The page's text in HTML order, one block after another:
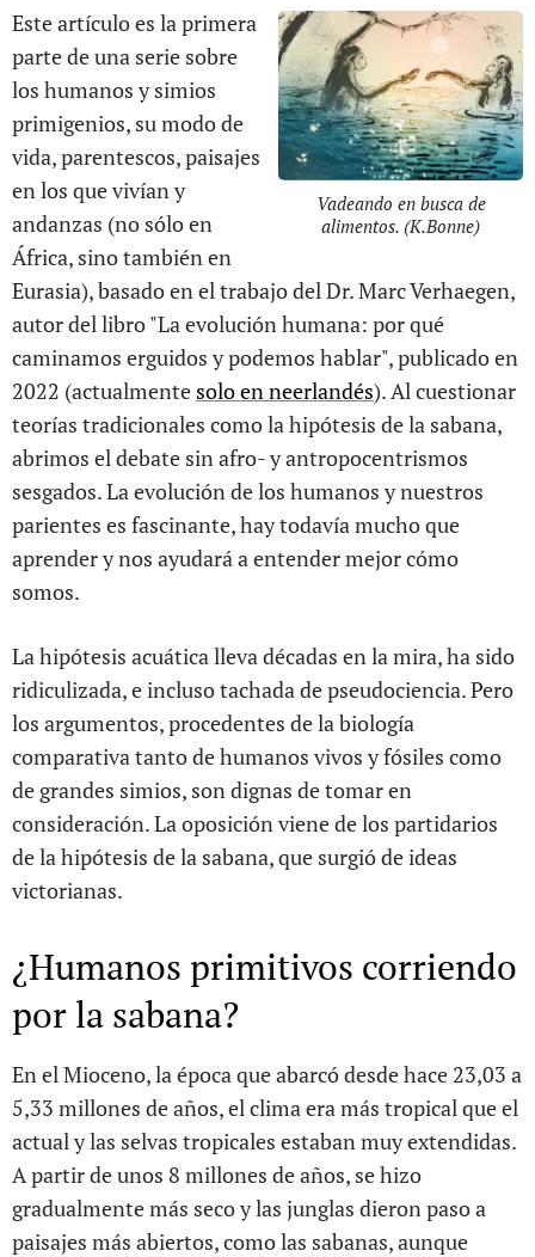
Vadeando en busca de
alimentos. (K.Bonne)
Este artículo es la primera
parte de una serie sobre
los humanos y simios
primigenios, su modo de
vida, parentescos, paisajes
en los que vivían y
andanzas (no sólo en
África, sino también en
Eurasia), basado en el trabajo del Dr. Marc Verhaegen,
autor del libro "La evolución humana: por qué
caminamos erguidos y podemos hablar", publicado en
2022 (actualmente solo en neerlandés). Al cuestionar
teorías tradicionales como la hipótesis de la sabana,
abrimos el debate sin afro- y antropocentrismos
sesgados. La evolución de los humanos y nuestros
parientes es fascinante, hay todavía mucho que
aprender y nos ayudará a entender mejor cómo
somos.
La hipótesis acuática lleva décadas en la mira, ha sido
ridiculizada, e incluso tachada de pseudociencia. Pero
los argumentos, procedentes de la biología
comparativa tanto de humanos vivos y fósiles como
de grandes simios, son dignas de tomar en
consideración. La oposición viene de los partidarios
de la hipótesis de la sabana, que surgió de ideas
victorianas.
¿Humanos primitivos corriendo
por la sabana?
En el Mioceno, la época que abarcó desde hace 23,03 a
5,33 millones de años, el clima era más tropical que el
actual y las selvas tropicales estaban muy extendidas.
A partir de unos 8 millones de años, se hizo
gradualmente más seco y las junglas dieron paso a
paisajes más abiertos, como las sabanas, aunque